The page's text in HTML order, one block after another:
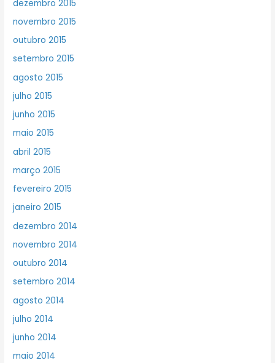
dezembro 2015
novembro 2015
outubro 2015
setembro 2015
agosto 2015
julho 2015
junho 2015
maio 2015
abril 2015
março 2015
fevereiro 2015
janeiro 2015
dezembro 2014
novembro 2014
outubro 2014
setembro 2014
agosto 2014
julho 2014
junho 2014
maio 2014